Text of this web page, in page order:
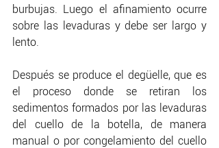
burbujas. Luego el afinamiento ocurre
sobre las levaduras y debe ser largo y
lento.
Después se produce el degüelle, que es
el proceso donde se retiran los
sedimentos formados por las levaduras
del cuello de la botella, de manera
manual o por congelamiento del cuello